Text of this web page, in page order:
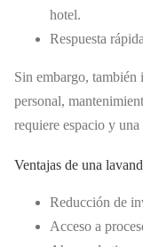
hotel.
Respuesta
Sin embargo,
personal,
requiere espacio y
Ventajas de una
Reducción de
Acceso a